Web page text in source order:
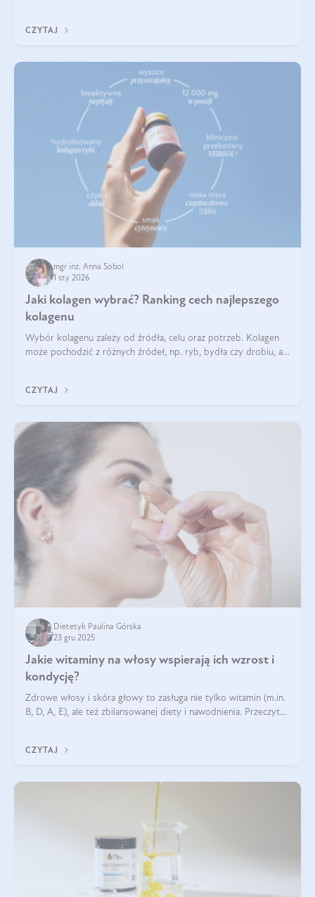
CZYTAJ
mgr inż. Anna Sobol
1 sty 2026
Jaki kolagen wybrać? Ranking cech najlepszego
kolagenu
Wybór kolagenu zależy od źródła, celu oraz potrzeb. Kolagen
może pochodzić z różnych źródeł, np. ryb, bydła czy drobiu, a
bydlęcy.
CZYTAJ
Dietetyk Paulina Górska
23 gru 2025
Jakie witaminy na włosy wspierają ich wzrost i
kondycję?
Zdrowe włosy i skóra głowy to zasługa nie tylko witamin (m.in.
B, D, A, E), ale też zbilansowanej diety i nawodnienia. Przeczytaj
CZYTAJ